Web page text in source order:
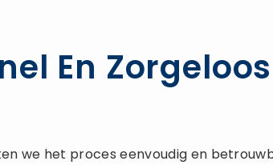
En
we het proces eenvoudig en